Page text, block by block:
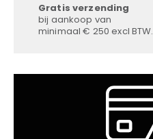
Gratis verzending
bij aankoop van
minimaal € 250 excl BTW.